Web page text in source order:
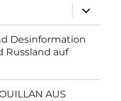
anzeigen
Desinformation
Russland auf
AUS